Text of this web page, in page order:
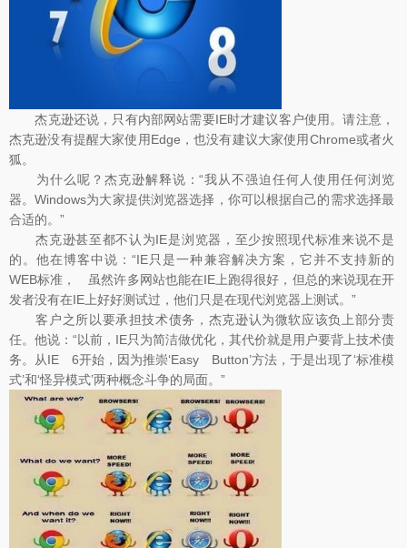
杰克逊还说，只有内部网站需要IE时才建议客户使用。请注意，
杰克逊没有提醒大家使用Edge，也没有建议大家使用Chrome或者火
狐。
为什么呢？杰克逊解释说：“我从不强迫任何人使用任何浏览
器。Windows为大家提供浏览器选择，你可以根据自己的需求选择最
合适的。”
杰克逊甚至都不认为IE是浏览器，至少按照现代标准来说不是
的。他在博客中说：“IE只是一种兼容解决方案，它并不支持新的
WEB标准， 虽然许多网站也能在IE上跑得很好，但总的来说现在开
发者没有在IE上好好测试过，他们只是在现代浏览器上测试。”
客户之所以要承担技术债务，杰克逊认为微软应该负上部分责
任。他说：“以前，IE只为简洁做优化，其代价就是用户要背上技术债
务。从IE 6开始，因为推崇‘Easy Button’方法，于是出现了‘标准模
式’和‘怪异模式’两种概念斗争的局面。”